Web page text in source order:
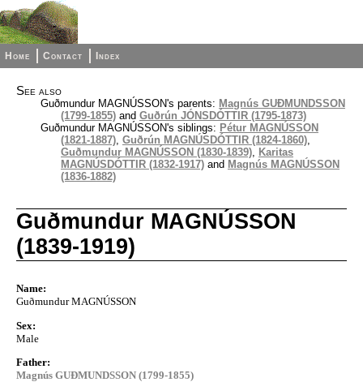
Home Contact Index
See also
Guðmundur MAGNÚSSON's parents: Magnús GUÐMUNDSSON
(1799-1855) and Guðrún JÓNSDÓTTIR (1795-1873)
Guðmundur MAGNÚSSON's siblings: Pétur MAGNÚSSON
(1821-1887), Guðrún MAGNÚSDÓTTIR (1824-1860),
Guðmundur MAGNÚSSON (1830-1839), Karitas
MAGNÚSDÓTTIR (1832-1917) and Magnús MAGNÚSSON
(1836-1882)
Guðmundur MAGNÚSSON
(1839-1919)
Name:
Guðmundur MAGNÚSSON
Sex:
Male
Father:
Magnús GUÐMUNDSSON (1799-1855)